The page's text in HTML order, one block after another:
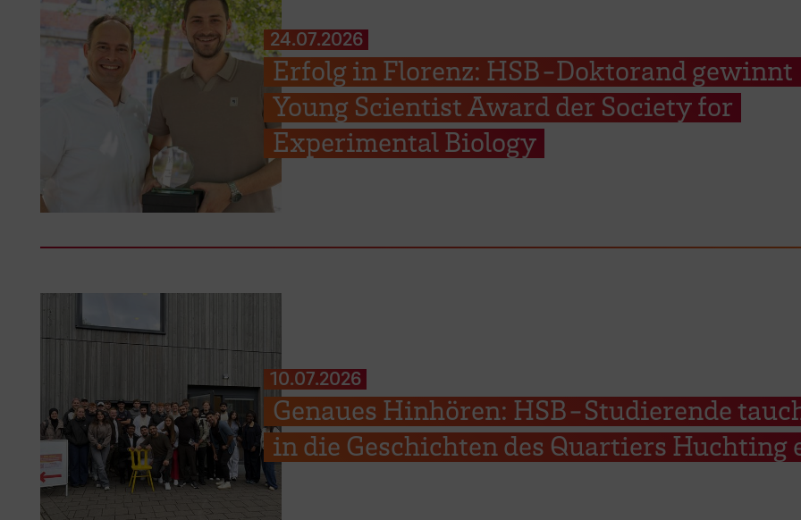
24.07.2026
Erfolg in Florenz: HSB-Doktorand gewinnt
Young Scientist Award der Society for
Experimental Biology
10.07.2026
Genaues Hinhören: HSB-Studierende
in die Geschichten des Quartiers Huchting